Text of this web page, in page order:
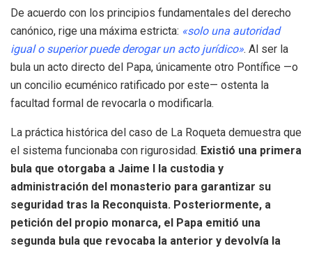
De acuerdo con los principios fundamentales del derecho
canónico, rige una máxima estricta: «solo una autoridad
igual o superior puede derogar un acto jurídico». Al ser la
bula un acto directo del Papa, únicamente otro Pontífice —o
un concilio ecuménico ratificado por este— ostenta la
facultad formal de revocarla o modificarla.
La práctica histórica del caso de La Roqueta demuestra que
el sistema funcionaba con rigurosidad. Existió una primera
bula que otorgaba a Jaime I la custodia y
administración del monasterio para garantizar su
seguridad tras la Reconquista. Posteriormente, a
petición del propio monarca, el Papa emitió una
segunda bula que revocaba la anterior y devolvía la